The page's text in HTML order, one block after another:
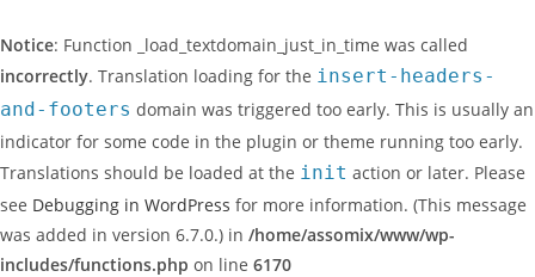
Notice: Function _load_textdomain_just_in_time was called
incorrectly. Translation loading for the insert-headers-
and-footers domain was triggered too early. This is usually an
indicator for some code in the plugin or theme running too early.
Translations should be loaded at the init action or later. Please
see Debugging in WordPress for more information. (This message
was added in version 6.7.0.) in /home/assomix/www/wp-
includes/functions.php on line 6170